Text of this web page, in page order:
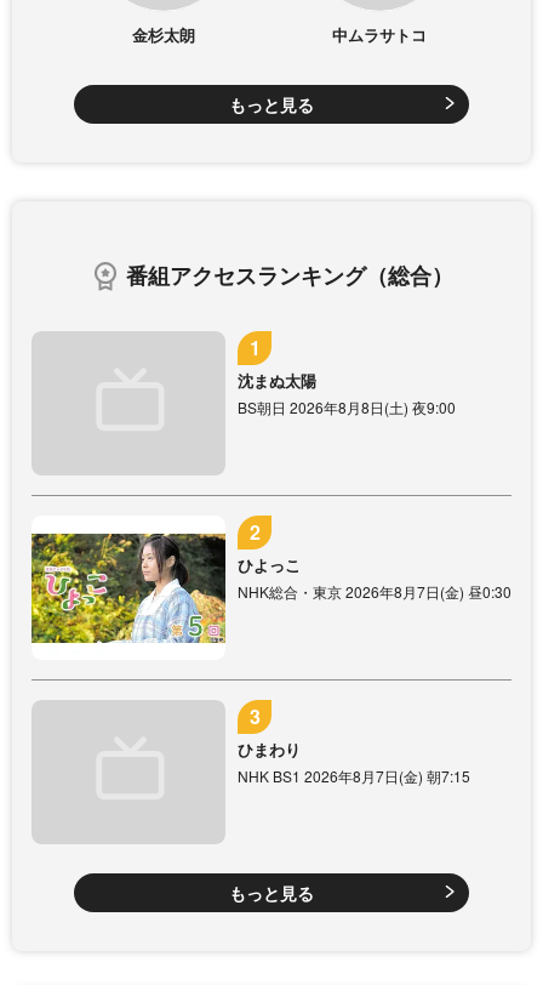
金杉太朗 中ムラサトコ
もっと見る
番組アクセスランキング（総合）
沈まぬ太陽
BS朝日 2026年8月8日(土) 夜9:00
ひよっこ
NHK総合・東京 2026年8月7日(金) 昼0:30
ひまわり
NHK BS1 2026年8月7日(金) 朝7:15
もっと見る